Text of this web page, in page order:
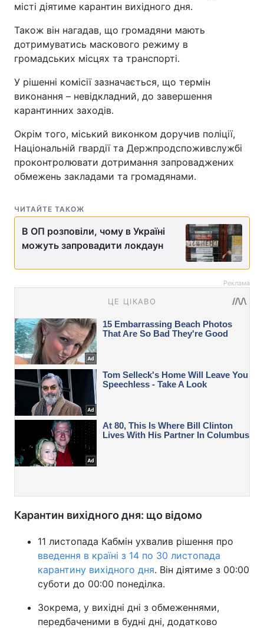
місті діятиме карантин вихідного дня.
Також він нагадав, що громадяни мають
дотримуватись маскового режиму в
громадських місцях та транспорті.
У рішенні комісії зазначається, що термін
виконання – невідкладний, до завершення
карантинних заходів.
Окрім того, міський виконком доручив поліції,
Національній гвардії та Держпродспоживслужбі
проконтролювати дотримання запроваджених
обмежень закладами та громадянами.
ЧИТАЙТЕ ТАКОЖ
В ОП розповіли, чому в Україні
можуть запровадити локдаун
Реклама
Карантин вихідного дня: що відомо
11 листопада Кабмін ухвалив рішення про
введення в країні з 14 по 30 листопада
карантину вихідного дня. Він діятиме з 00:00
суботи до 00:00 понеділка.
Зокрема, у вихідні дні з обмеженнями,
передбаченими в будні дні, додатково